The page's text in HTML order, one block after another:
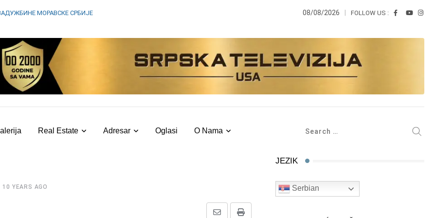
МОРАВСКЕ СРБИЈЕ 08/08/2026 FOLLOW US :
Real Estate Adresar Oglasi O Nama
10 YEARS AGO
JEZIK
Serbian